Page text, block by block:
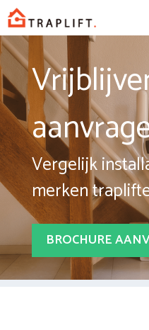
Spring
naar
inhoud
Vergelijk
merken
BROCHURE